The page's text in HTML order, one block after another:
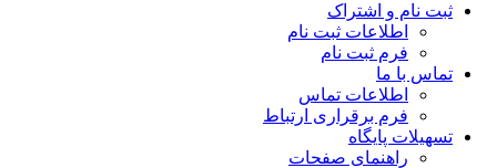
ثبت نام و اشتراک
اطلاعات ثبت نام
فرم ثبت نام
تماس با ما
اطلاعات تماس
فرم برقراری ارتباط
تسهیلات پایگاه
راهنمای صفحات